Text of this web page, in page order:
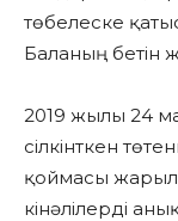
төбелеске
Баланың бетін
2019 жылы 24
сілкінткен
қоймасы
кінәлілерді